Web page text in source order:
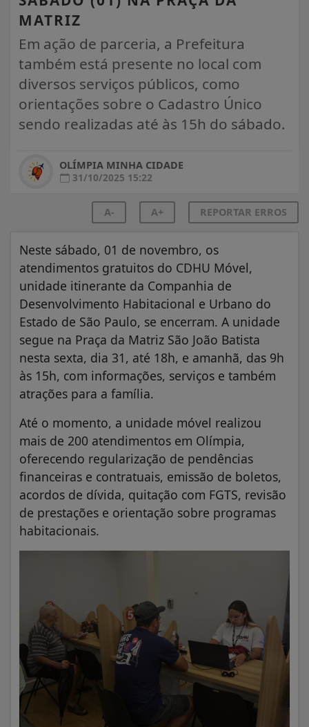
MATRIZ
Em ação de parceria, a Prefeitura
também está presente no local com
diversos serviços públicos, como
orientações sobre o Cadastro Único
sendo realizadas até às 15h do sábado.
OLÍMPIA MINHA CIDADE
31/10/2025 15:22
A- A+ REPORTAR ERROS
Neste sábado, 01 de novembro, os
atendimentos gratuitos do CDHU Móvel,
unidade itinerante da Companhia de
Desenvolvimento Habitacional e Urbano do
Estado de São Paulo, se encerram. A unidade
segue na Praça da Matriz São João Batista
nesta sexta, dia 31, até 18h, e amanhã, das 9h
às 15h, com informações, serviços e também
atrações para a família.
Até o momento, a unidade móvel realizou
mais de 200 atendimentos em Olímpia,
oferecendo regularização de pendências
financeiras e contratuais, emissão de boletos,
acordos de dívida, quitação com FGTS, revisão
de prestações e orientação sobre programas
habitacionais.